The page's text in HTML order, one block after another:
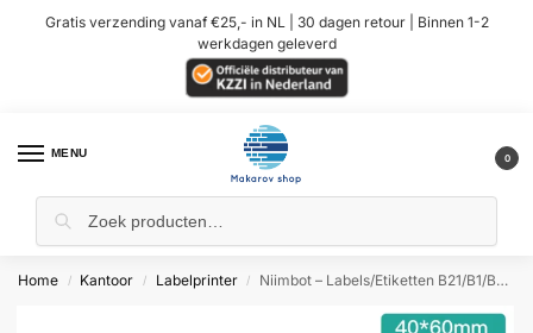
Gratis verzending vanaf €25,- in NL | 30 dagen retour | Binnen 1-2
werkdagen geleverd
MENU 0
Home / Kantoor / Labelprinter / Niimbot – Labels/Etiketten B21/B1/B3S/K3/K2/B31/B4 – Wit – 40*60mm